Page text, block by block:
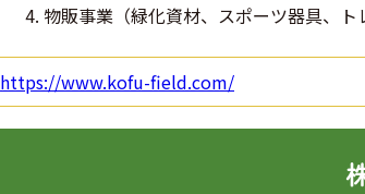
物販事業（緑化資材、スポーツ器具、ト
https://www.kofu-field.com/